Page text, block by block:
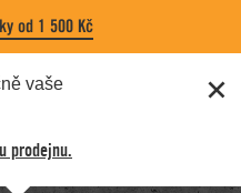
od 1 500 Kč
vaše
prodejnu.